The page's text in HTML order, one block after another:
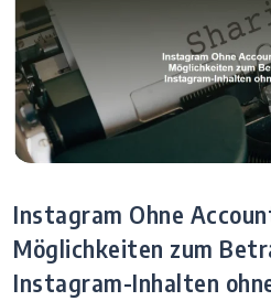
Instagram Ohne
Möglichkeiten zum
Instagram-Inhalten